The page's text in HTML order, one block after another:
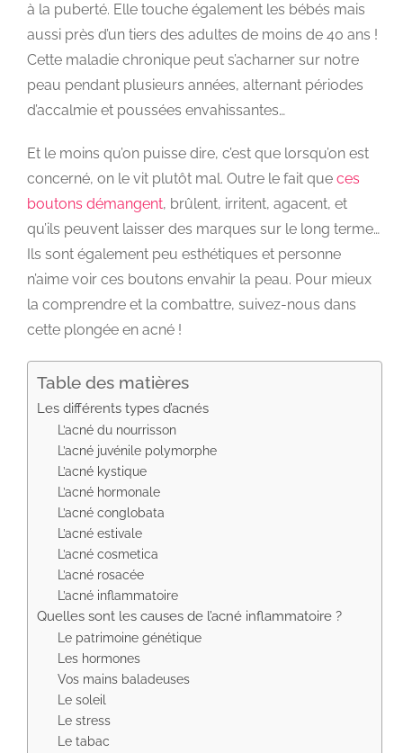
à la puberté. Elle touche également les bébés mais
aussi près d’un tiers des adultes de moins de 40 ans !
Cette maladie chronique peut s’acharner sur notre
peau pendant plusieurs années, alternant périodes
d’accalmie et poussées envahissantes…
Et le moins qu’on puisse dire, c’est que lorsqu’on est
concerné, on le vit plutôt mal. Outre le fait que ces
boutons démangent, brûlent, irritent, agacent, et
qu’ils peuvent laisser des marques sur le long terme…
Ils sont également peu esthétiques et personne
n’aime voir ces boutons envahir la peau. Pour mieux
la comprendre et la combattre, suivez-nous dans
cette plongée en acné !
Table des matières
Les différents types d’acnés
L’acné du nourrisson
L’acné juvénile polymorphe
L’acné kystique
L’acné hormonale
L’acné conglobata
L’acné estivale
L’acné cosmetica
L’acné rosacée
L’acné inflammatoire
Quelles sont les causes de l’acné inflammatoire ?
Le patrimoine génétique
Les hormones
Vos mains baladeuses
Le soleil
Le stress
Le tabac